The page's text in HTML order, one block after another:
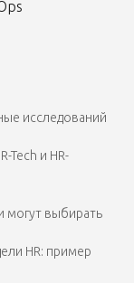
исследований
Tech и HR-
могут выбирать
HR: пример